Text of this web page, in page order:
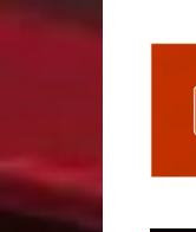
Перейти